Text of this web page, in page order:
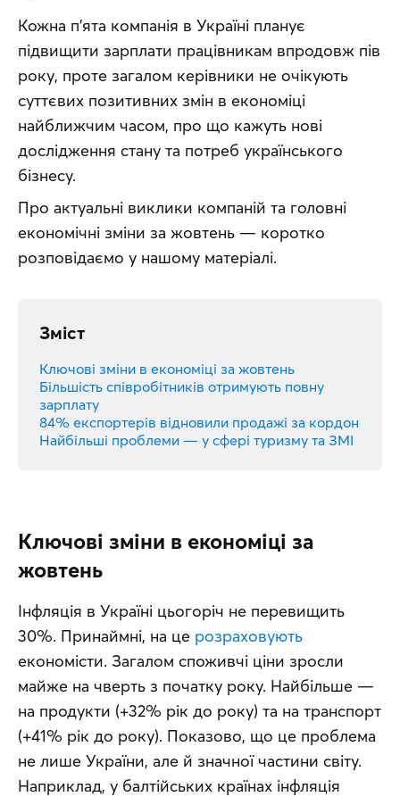
Кожна п’ята компанія в Україні планує
підвищити зарплати працівникам впродовж пів
року, проте загалом керівники не очікують
суттєвих позитивних змін в економіці
найближчим часом, про що кажуть нові
дослідження стану та потреб українського
бізнесу.
Про актуальні виклики компаній та головні
економічні зміни за жовтень — коротко
розповідаємо у нашому матеріалі.
Зміст
Ключові зміни в економіці за жовтень
Більшість співробітників отримують повну
зарплату
84% експортерів відновили продажі за кордон
Найбільші проблеми — у сфері туризму та ЗМІ
Ключові зміни в економіці за
жовтень
Інфляція в Україні цьогоріч не перевищить
30%. Принаймні, на це розраховують
економісти. Загалом споживчі ціни зросли
майже на чверть з початку року. Найбільше —
на продукти (+32% рік до року) та на транспорт
(+41% рік до року). Показово, що це проблема
не лише України, але й значної частини світу.
Наприклад, у балтійських країнах інфляція